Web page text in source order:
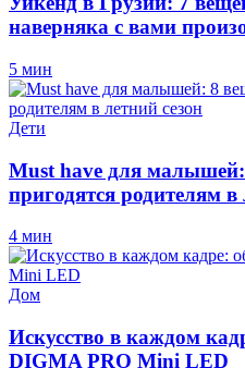
наверняка с вами
5 мин
Дети
Must have для
пригодятся родителям в
4 мин
Дом
Искусство в каждом
DIGMA PRO Mini LED